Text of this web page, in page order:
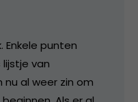
Enkele punten
van
al weer zin om